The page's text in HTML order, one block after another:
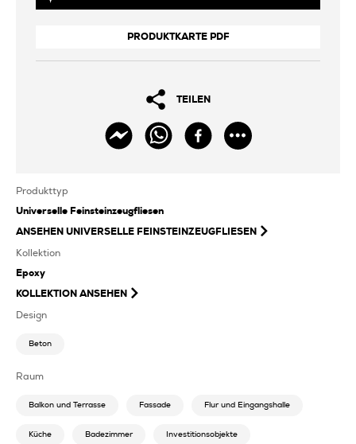
PRODUKTKARTE PDF
TEILEN
Produkttyp
Universelle Feinsteinzeugfliesen
ANSEHEN UNIVERSELLE FEINSTEINZEUGFLIESEN
Kollektion
Epoxy
KOLLEKTION ANSEHEN
Design
Beton
Raum
Balkon und Terrasse Fassade Flur und Eingangshalle
Küche Badezimmer Investitionsobjekte